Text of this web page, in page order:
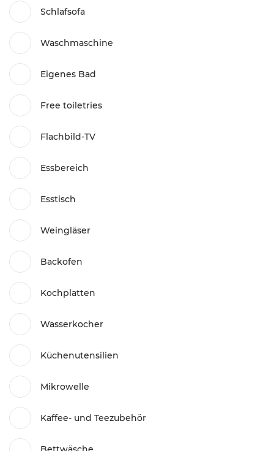
Schlafsofa
Waschmaschine
Eigenes Bad
Free toiletries
Flachbild-TV
Essbereich
Esstisch
Weingläser
Backofen
Kochplatten
Wasserkocher
Küchenutensilien
Mikrowelle
Kaffee- und Teezubehör